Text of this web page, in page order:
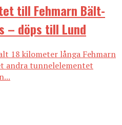
till Fehmarn Bält-
– döps till Lund
18 kilometer långa Fehmarn
andra tunnelelementet